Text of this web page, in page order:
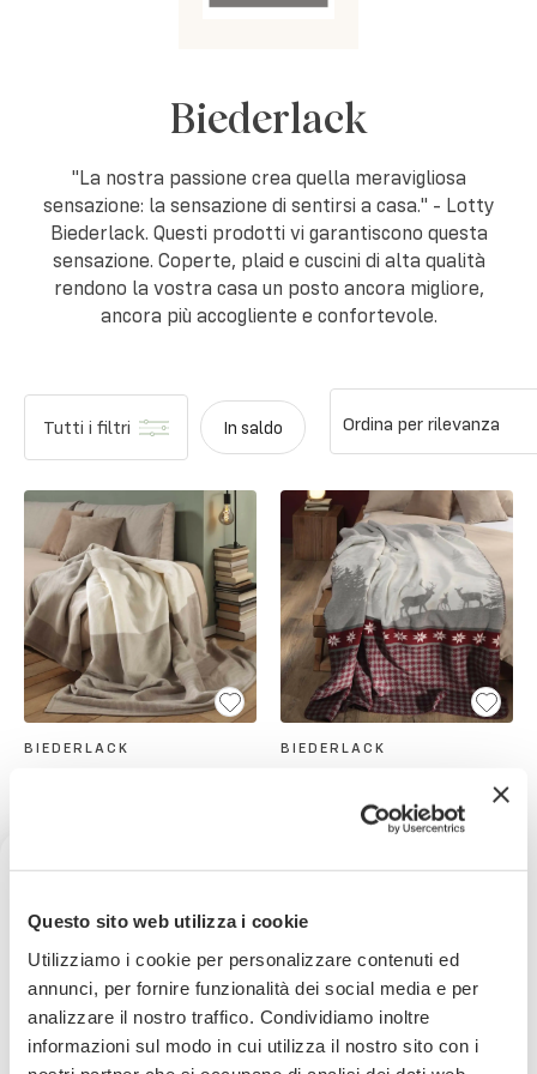
Questo sito web utilizza i cookie
Utilizziamo i cookie per personalizzare contenuti ed
annunci, per fornire funzionalità dei social media e per
analizzare il nostro traffico. Condividiamo inoltre
informazioni sul modo in cui utilizza il nostro sito con i
Biederlack
"La nostra passione crea quella meravigliosa
sensazione: la sensazione di sentirsi a casa." - Lotty
Biederlack. Questi prodotti vi garantiscono questa
sensazione. Coperte, plaid e cuscini di alta qualità
rendono la vostra casa un posto ancora migliore,
ancora più accogliente e confortevole.
Tutti i filtri In saldo Ordina per rilevanza
BIEDERLACK BIEDERLACK
150x200 cm
Visualizzati2prodotti di 2totali
Ricevi uno sconto del 10% sul
tuo prossimo ordine
Iscriviti subito alla nostra newsletter